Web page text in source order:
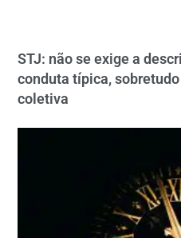
STJ: não se exige a
conduta típica,
coletiva